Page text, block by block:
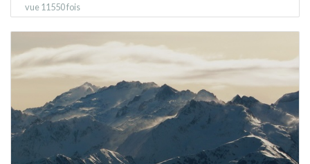
vue 11550 fois